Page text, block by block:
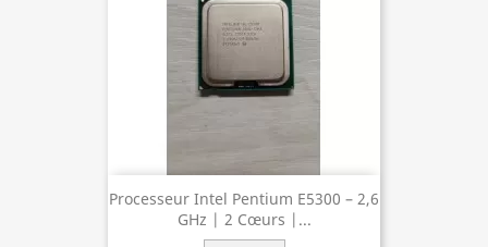
Processeur Intel Pentium E5300 – 2,6
GHz | 2 Cœurs |...